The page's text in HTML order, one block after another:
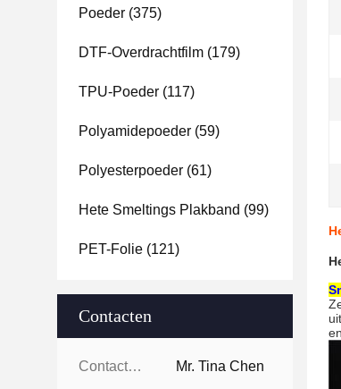
Poeder (375)
DTF-Overdrachtfilm (179)
TPU-Poeder (117)
Polyamidepoeder (59)
Polyesterpoeder (61)
Hete Smeltings Plakband (99)
PET-Folie (121)
Contacten
Contacten: Mr. Tina Chen